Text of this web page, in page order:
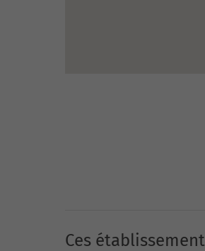
Ces